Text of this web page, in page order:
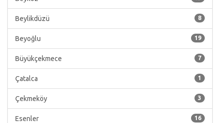
8
Beylikdüzü
19
Beyoğlu
7
Büyükçekmece
1
Çatalca
3
Çekmeköy
16
Esenler